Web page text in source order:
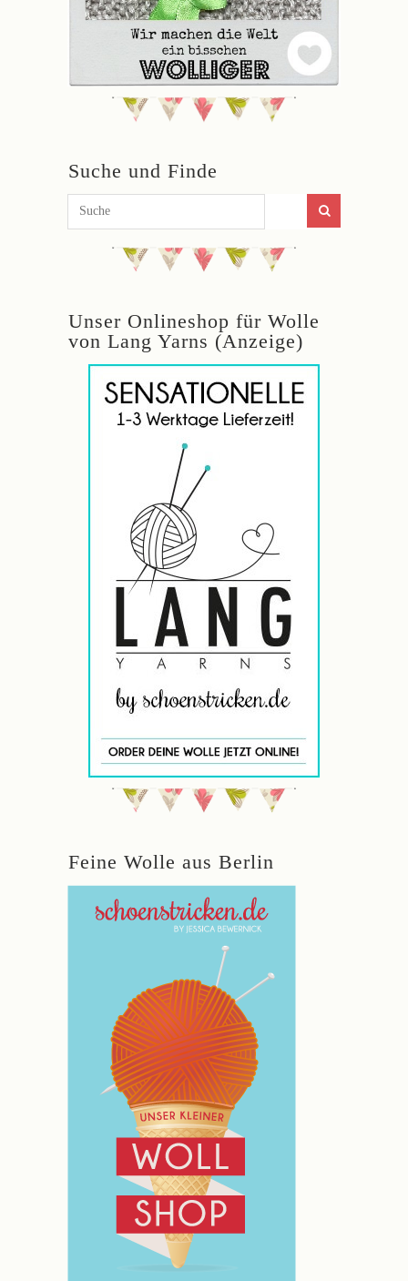
Suche und Finde
Unser Onlineshop für Wolle
von Lang Yarns (Anzeige)
Feine Wolle aus Berlin